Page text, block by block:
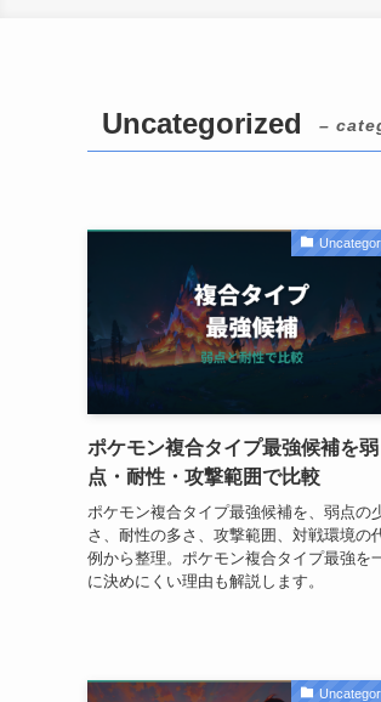
Uncategorized –
ポケモン複合タイプ最強候補を弱
点・耐性・攻撃範囲で比較
ポケモン複合タイプ最強候補を、弱点の
さ、耐性の多さ、攻撃範囲、対戦環境の
例から整理。ポケモン複合タイプ最強を
に決めにくい理由も解説します。